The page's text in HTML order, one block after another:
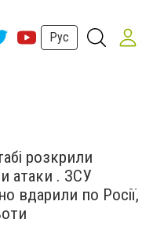
Рус
розкрили
атаки . ЗСУ
вдарили по Росії,